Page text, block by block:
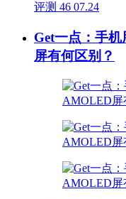
评测 46 07.24
Get一点：手
屏有何区别？